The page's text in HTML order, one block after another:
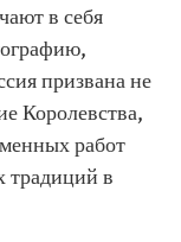
в себя
призвана не
Королевства,
работ
традиций в